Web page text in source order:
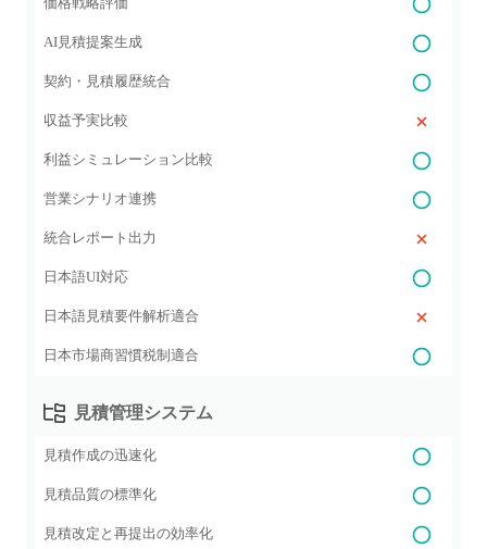
AI見積提案生成
契約・見積履歴統合
収益予実比較
利益シミュレーション比較
営業シナリオ連携
統合レポート出力
日本語UI対応
日本語見積要件解析適合
日本市場商習慣税制適合
見積管理システム
見積作成の迅速化
見積品質の標準化
見積改定と再提出の効率化